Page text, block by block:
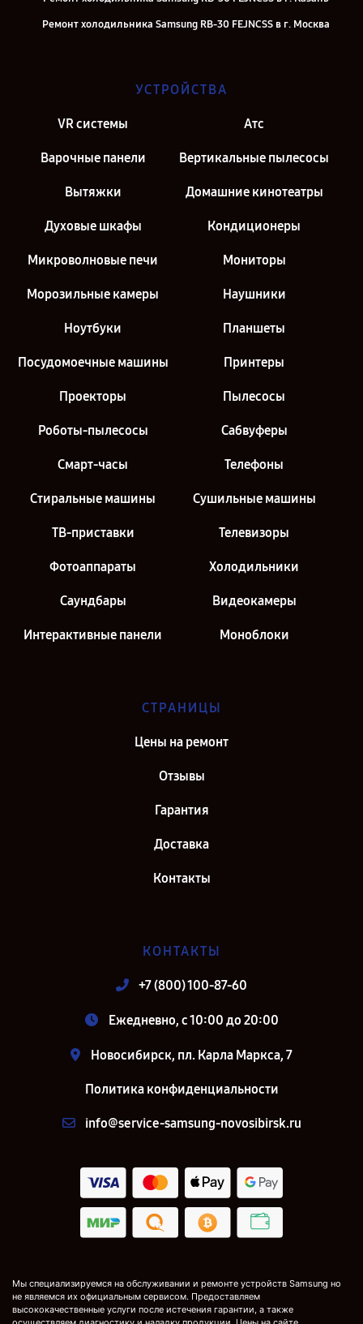
Ремонт холодильника Samsung RB-30 FEJNCSS в г. Москва
УСТРОЙСТВА
VR системы Атс
Варочные панели Вертикальные пылесосы
Вытяжки Домашние кинотеатры
Духовые шкафы Кондиционеры
Микроволновые печи Мониторы
Морозильные камеры Наушники
Ноутбуки Планшеты
Посудомоечные машины Принтеры
Проекторы Пылесосы
Роботы-пылесосы Сабвуферы
Смарт-часы Телефоны
Стиральные машины Сушильные машины
ТВ-приставки Телевизоры
Фотоаппараты Холодильники
Саундбары Видеокамеры
Интерактивные панели Моноблоки
СТРАНИЦЫ
Цены на ремонт
Отзывы
Гарантия
Доставка
Контакты
КОНТАКТЫ
+7 (800) 100-87-60
Ежедневно, с 10:00 до 20:00
Новосибирск, пл. Карла Маркса, 7
Политика конфиденциальности
info@service-samsung-novosibirsk.ru
Мы специализируемся на обслуживании и ремонте устройств Samsung но
не являемся их официальным сервисом. Предоставляем
высококачественные услуги после истечения гарантии, а также